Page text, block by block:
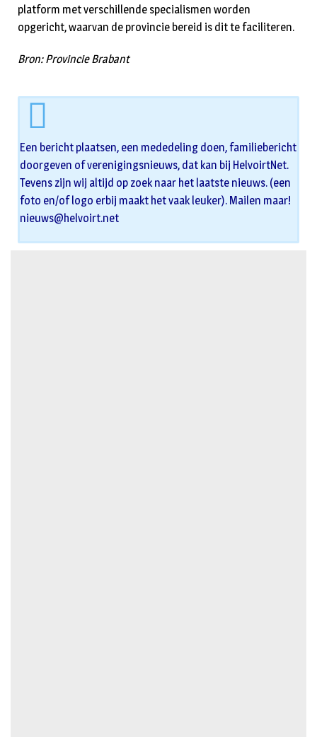
platform met verschillende specialismen worden
opgericht, waarvan de provincie bereid is dit te faciliteren.
Bron: Provincie Brabant
Een bericht plaatsen, een mededeling doen, familiebericht
doorgeven of verenigingsnieuws, dat kan bij HelvoirtNet.
Tevens zijn wij altijd op zoek naar het laatste nieuws. (een
foto en/of logo erbij maakt het vaak leuker). Mailen maar!
nieuws@helvoirt.net